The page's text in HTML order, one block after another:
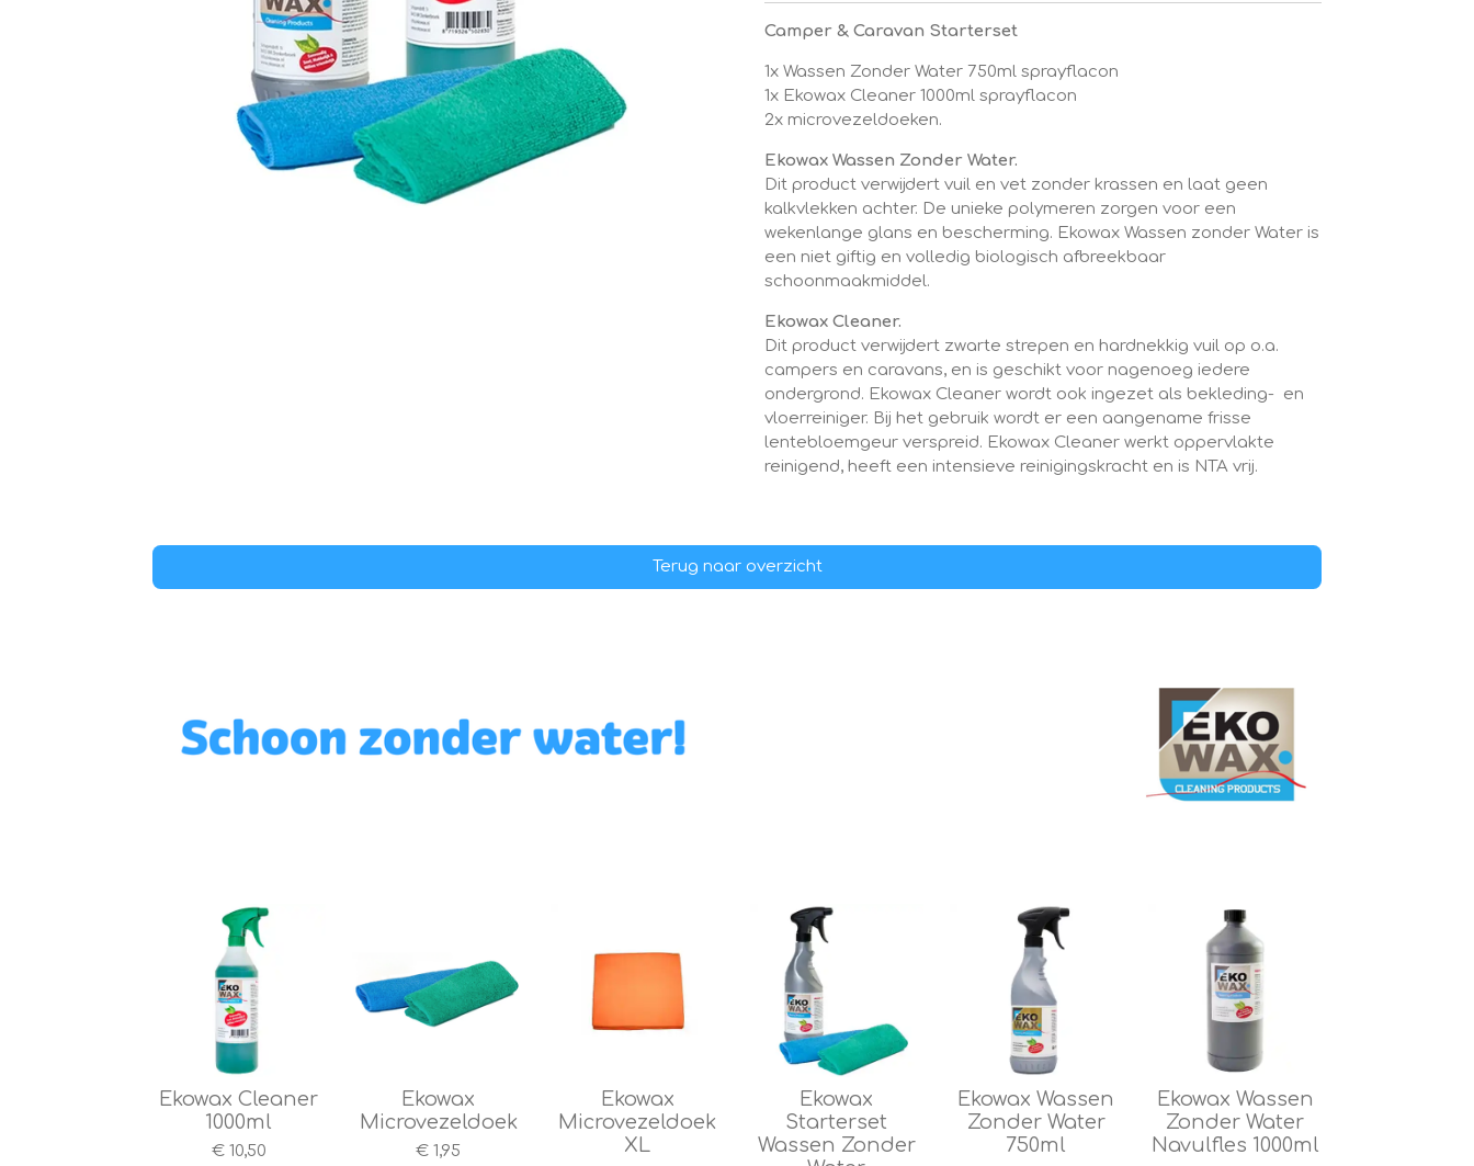
Camper & Caravan Starterset
1x Wassen Zonder Water 750ml sprayflacon
1x Ekowax Cleaner 1000ml sprayflacon
2x microvezeldoeken.
Ekowax Wassen Zonder Water.
Dit product verwijdert vuil en vet zonder krassen en laat geen
kalkvlekken achter. De unieke polymeren zorgen voor een
wekenlange glans en bescherming. Ekowax Wassen zonder Water is
een niet giftig en volledig biologisch afbreekbaar
schoonmaakmiddel.
Ekowax Cleaner.
Dit product verwijdert zwarte strepen en hardnekkig vuil op o.a.
campers en caravans, en is geschikt voor nagenoeg iedere
ondergrond. Ekowax Cleaner wordt ook ingezet als bekleding- en
vloerreiniger. Bij het gebruik wordt er een aangename frisse
lentebloemgeur verspreid. Ekowax Cleaner werkt oppervlakte
reinigend, heeft een intensieve reinigingskracht en is NTA vrij.
Terug naar overzicht
Ekowax Cleaner
1000ml
€ 10,50
Ekowax
Microvezeldoek
€ 1,95
Ekowax
Microvezeldoek
XL
Ekowax
Starterset
Wassen Zonder
Ekowax Wassen
Zonder Water
750ml
Ekowax Wassen
Zonder Water
Navulfles 1000ml